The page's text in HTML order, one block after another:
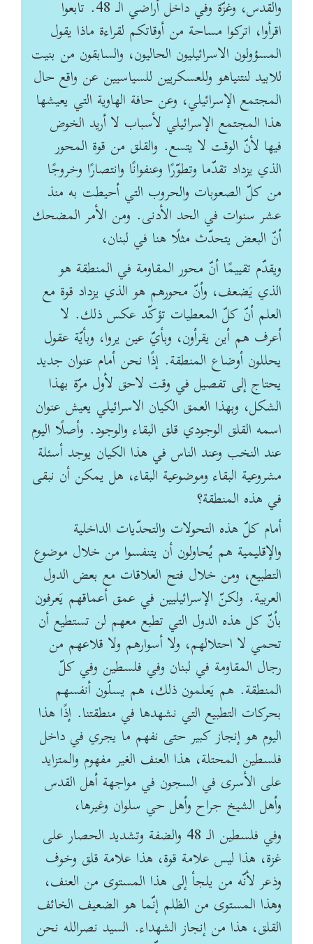
والقدس، وغزّة وفي ‏داخل أراضي الـ 48. تابعوا
اقرأوا، اتركوا مساحة من أوقاتكم لقراءة ماذا يقول
المسؤولون ‏الاسرائيليون الحاليون، والسابقون من بنيت
للابيد لنتنياهو وللعسكريين للسياسيين عن واقع حال
‏المجتمع الإسرائيلي، وعن حافة الهاوية التي يعيشها
هذا المجتمع الإسرائيلي لأسباب لا أريد ‏الخوض
فيها لأنّ الوقت لا يتسع. والقلق من قوة المحور
الذي يزداد تقدّما وتطوّرًا وعنفوانًا ‏وانتصارًا وخروجًا
من كلّ الصعوبات والحروب التي أحيطت به منذ
عشر سنوات في الحد ‏الأدنى.‏ ومن الأمر المضحك
أنّ البعض يتحدّث مثلًا هنا في لبنان،
ويقدّم تقييمًا أنّ محور المقاومة في ‏المنطقة هو
الذي يَضعف، وأنّ محورهم هو الذي يزداد قوة مع
العلم أنّ كلّ المعطيات تؤكّد عكس ‏ذلك. لا
أعرف هم أين يقرأون، وبأيّ عين يروا، وبأيّة عقول
يحللون أوضاع المنطقة.‏ إذًا نحن أمام عنوان جديد
يحتاج إلى تفصيل في وقت لاحق لأول مرّة بهذا
الشكل، وبهذا العمق ‏الكيان الاسرائيلي يعيش عنوان
اسمه القلق الوجودي قلق البقاء والوجود. وأصلًا اليوم
عند النخب ‏وعند الناس في هذا الكيان يوجد أسئلة
مشروعية البقاء وموضوعية البقاء، هل يمكن أن نبقى
في ‏هذه المنطقة؟
أمام كلّ هذه التحولات والتحدّيات الداخلية
والإقليمية هم يُحاولون أن يتنفسوا من خلال موضوع
‏التطبيع، ومن خلال فتح العلاقات مع بعض الدول
العربية. ولكنّ الإسرائيليين في عمق أعماقهم ‏يَعرفون
بأنّ كل هذه الدول التي تطبع معهم لن تستطيع أن
تحمي لا احتلالهم، ولا أسوارهم ولا ‏قلاعهم من
رجال المقاومة في لبنان وفي فلسطين وفي كلّ
المنطقة. هم يَعلمون ذلك، هم يسلّون ‏أنفسهم
بحركات التطبيع التي نشهدها في منطقتنا.‏ إذًا هذا
اليوم هو إنجاز كبير حتى نفهم ما يجري في داخل
فلسطين المحتلة، هذا العنف الغير ‏مفهوم والمتزايد
على الأسرى في السجون في مواجهة أهل القدس
وأهل الشيخ جراح وأهل حي ‏سلوان وغيرها،
وفي فلسطين الـ 48 والضفة وتشديد الحصار على
غزة، هذا ليس علامة قوة، هذا ‏علامة قلق وخوف
وذعر لأنّه من يلجأ إلى هذا المستوى من العنف،
وهذا المستوى من الظلم إنّما ‏هو الضعيف الخائف
القلق، هذا من إنجاز الشهداء.‏ السيد نصرالله نحن